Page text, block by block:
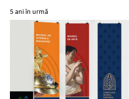
5 ani în urmă